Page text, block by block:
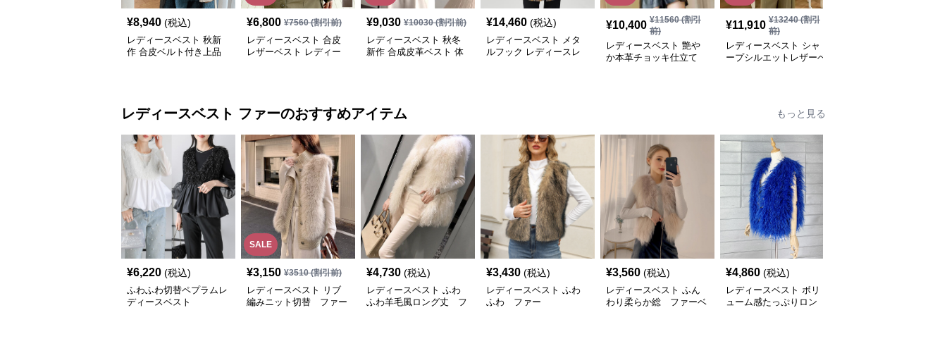
¥8,940 (税込)
レディースベスト 秋新
作 合皮ベルト付き上品
¥6,800 ¥7560(割引前)
レディースベスト 合皮
レザーベスト レディー
¥9,030 ¥10030(割引前)
レディースベスト 秋冬
新作 合成皮革ベスト 体
¥14,460 (税込)
レディースベスト メタ
ルフック レディースレ
¥10,400 ¥11560(割引
前)
レディースベスト 艶や
か本革チョッキ仕立て
¥11,910 ¥13240(割引
前)
レディースベスト シャ
ープシルエットレザーベ
レディースベスト ファーのおすすめアイテム もっと見る
¥6,220 (税込)
ふわふわ切替ペプラムレ
ディースベスト
SALE
¥3,150 ¥3510(割引前)
レディースベスト リブ
編みニット切替 ファー
¥4,730 (税込)
レディースベスト ふわ
ふわ羊毛風ロング丈 フ
¥3,430 (税込)
レディースベスト ふわ
ふわ ファー
¥3,560 (税込)
レディースベスト ふん
わり柔らか総 ファーベ
¥4,860 (税込)
レディースベスト ボリ
ューム感たっぷりロン